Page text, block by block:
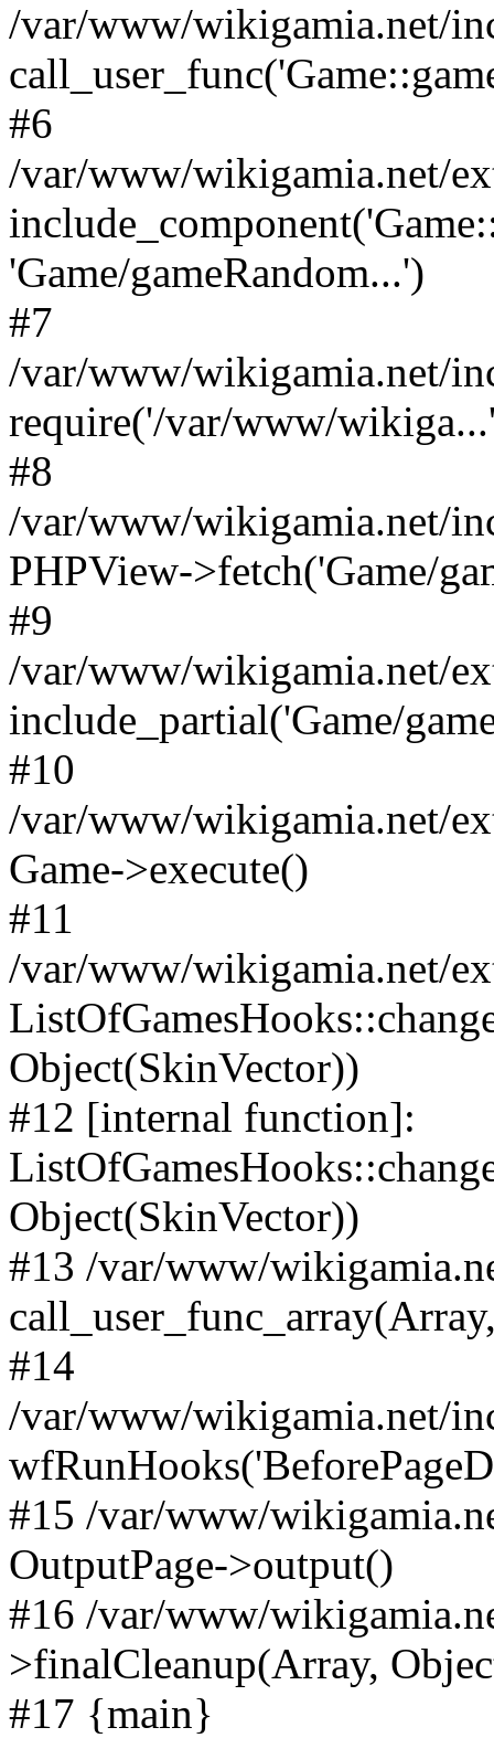
/var/www/wikigamia.net/
#6
/var/www/wikigamia.net/
'Game/gameRandom...')
#7
/var/www/wikigamia.net/
require('/var/www/
#8
/var/www/wikigamia.net/
PHPView->fetch('Game/
#9
/var/www/wikigamia.net/
include_partial('Game/
#10
/var/www/wikigamia.net/
Game->execute()
#11
/var/www/wikigamia.net/
Object(SkinVector))
#12 [internal function]:
Object(SkinVector))
#13 /var/www/
#14
/var/www/wikigamia.net/
#15 /var/www/
OutputPage->output()
#16 /var/www/
>finalCleanup(Array,
#17 {main}